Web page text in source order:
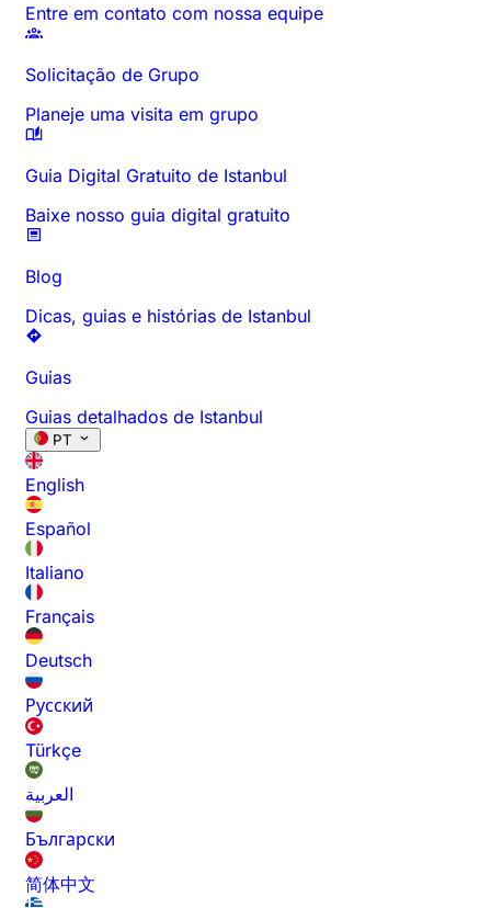
Entre em contato com nossa equipe
Solicitação de Grupo
Planeje uma visita em grupo
Guia Digital Gratuito de Istanbul
Baixe nosso guia digital gratuito
Blog
Dicas, guias e histórias de Istanbul
Guias
Guias detalhados de Istanbul
PT
English
Español
Italiano
Français
Deutsch
Русский
Türkçe
العربية
Български
简体中文